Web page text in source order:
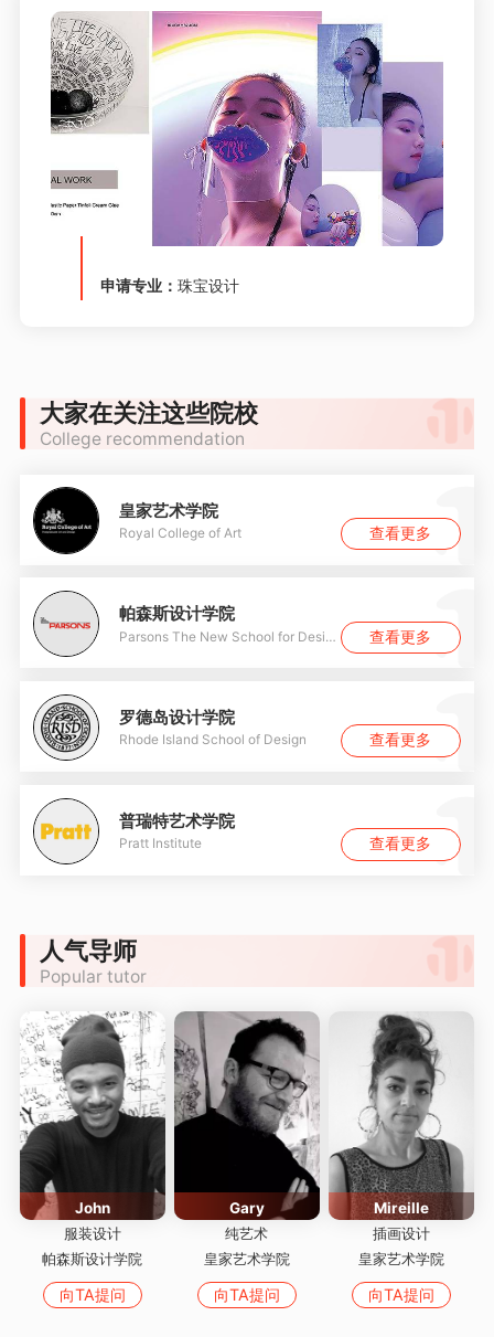
申请专业：珠宝设计
大家在关注这些院校
College recommendation
皇家艺术学院
Royal College of Art 查看更多
帕森斯设计学院
Parsons The New School for Design 查看更多
罗德岛设计学院
Rhode Island School of Design 查看更多
普瑞特艺术学院
Pratt Institute 查看更多
人气导师
Popular tutor
John
服装设计
帕森斯设计学院
向TA提问
Gary
纯艺术
皇家艺术学院
向TA提问
Mireille
插画设计
皇家艺术学院
向TA提问